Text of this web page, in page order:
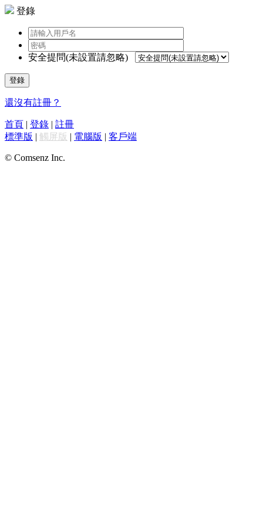
登錄
安全提問(未設置請忽略)
登錄
還沒有註冊？
首頁 | 登錄 | 註冊
標準版 | 觸屏版 | 電腦版 | 客戶端
© Comsenz Inc.